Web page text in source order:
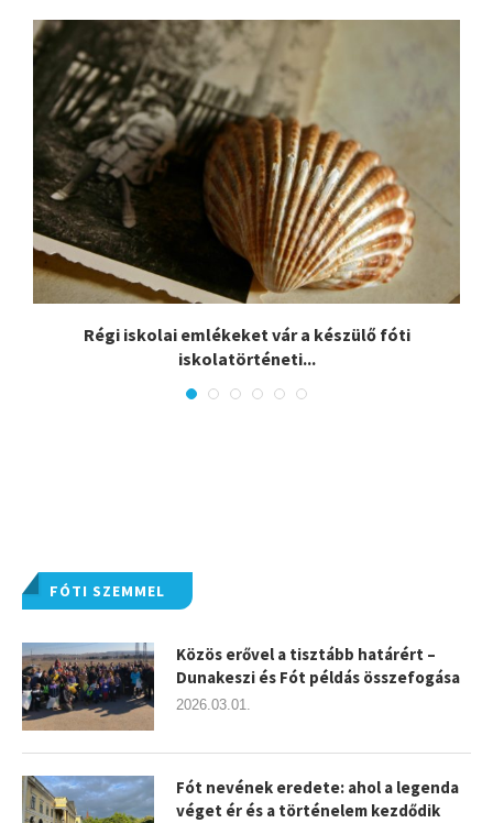
Régi iskolai emlékeket vár a készülő fóti
iskolatörténeti...
FÓTI SZEMMEL
Közös erővel a tisztább határért –
Dunakeszi és Fót példás összefogása
2026.03.01.
Fót nevének eredete: ahol a legenda
véget ér és a történelem kezdődik